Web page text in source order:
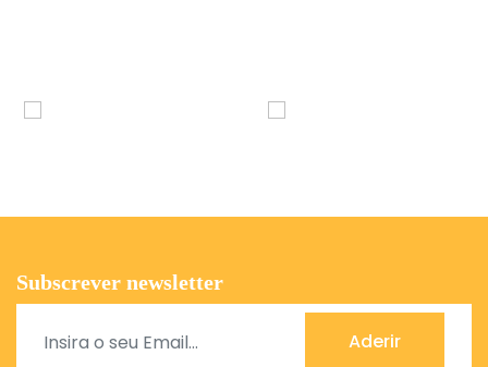
Subscrever newsletter
Aderir